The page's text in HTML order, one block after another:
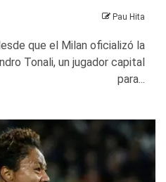
Pau Hita
que el Milan oficializó la
Tonali, un jugador capital
para...